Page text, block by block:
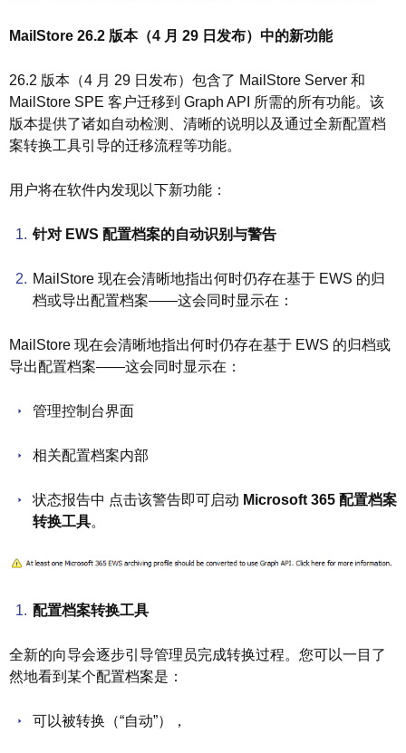
MailStore 26.2 版本（4 月 29 日发布）中的新功能
26.2 版本（4 月 29 日发布）包含了 MailStore Server 和
MailStore SPE 客户迁移到 Graph API 所需的所有功能。该
版本提供了诸如自动检测、清晰的说明以及通过全新配置档
案转换工具引导的迁移流程等功能。
用户将在软件内发现以下新功能：
针对 EWS 配置档案的自动识别与警告
MailStore 现在会清晰地指出何时仍存在基于 EWS 的归
档或导出配置档案——这会同时显示在：
MailStore 现在会清晰地指出何时仍存在基于 EWS 的归档或
导出配置档案——这会同时显示在：
管理控制台界面
相关配置档案内部
状态报告中 点击该警告即可启动 Microsoft 365 配置档案
转换工具。
配置档案转换工具
全新的向导会逐步引导管理员完成转换过程。您可以一目了
然地看到某个配置档案是：
可以被转换（“自动”），